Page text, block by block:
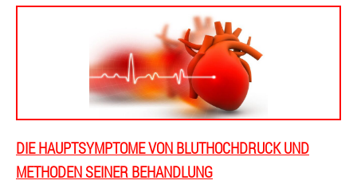
DIE HAUPTSYMPTOME VON BLUTHOCHDRUCK UND
METHODEN SEINER BEHANDLUNG